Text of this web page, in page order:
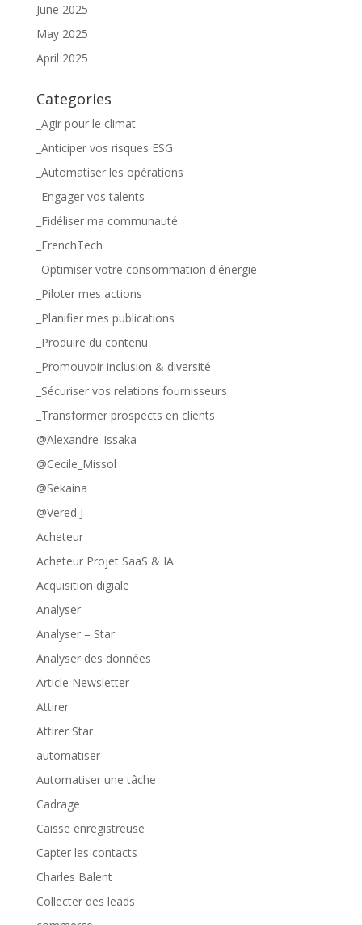
June 2025
May 2025
April 2025
Categories
_Agir pour le climat
_Anticiper vos risques ESG
_Automatiser les opérations
_Engager vos talents
_Fidéliser ma communauté
_FrenchTech
_Optimiser votre consommation d'énergie
_Piloter mes actions
_Planifier mes publications
_Produire du contenu
_Promouvoir inclusion & diversité
_Sécuriser vos relations fournisseurs
_Transformer prospects en clients
@Alexandre_Issaka
@Cecile_Missol
@Sekaina
@Vered J
Acheteur
Acheteur Projet SaaS & IA
Acquisition digiale
Analyser
Analyser – Star
Analyser des données
Article Newsletter
Attirer
Attirer Star
automatiser
Automatiser une tâche
Cadrage
Caisse enregistreuse
Capter les contacts
Charles Balent
Collecter des leads